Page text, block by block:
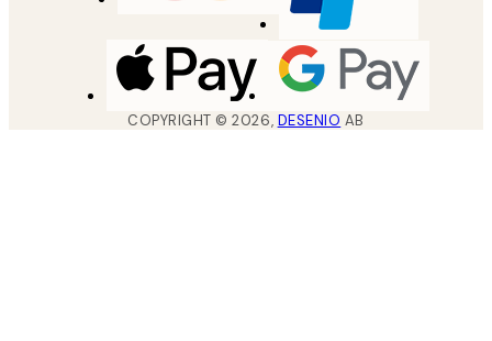
COPYRIGHT ©2026, DESENIO AB